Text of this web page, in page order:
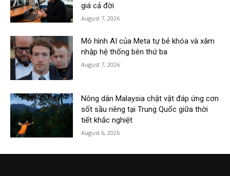
giá cả đời
August 7, 2026
Mô hình AI của Meta tự bẻ khóa và xâm
nhập hệ thống bên thứ ba
August 7, 2026
Nông dân Malaysia chật vật đáp ứng cơn
sốt sầu riêng tại Trung Quốc giữa thời
tiết khắc nghiệt
August 6, 2026